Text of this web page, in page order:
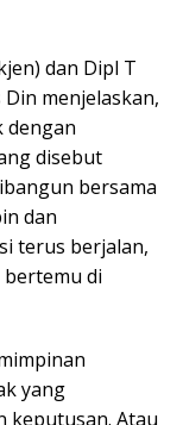
dan Dipl T
menjelaskan,
dengan
disebut
bersama
dan
terus berjalan,
di
yang
keputusan. Atau